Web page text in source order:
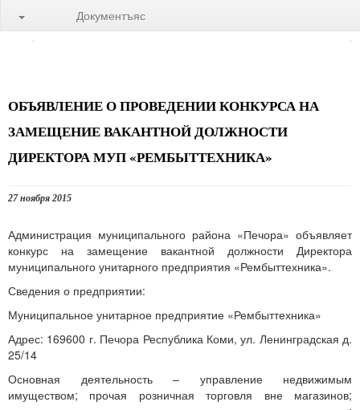
Документъяс
ОБЪЯВЛЕНИЕ О ПРОВЕДЕНИИ КОНКУРСА НА
ЗАМЕЩЕНИЕ ВАКАНТНОЙ ДОЛЖНОСТИ
ДИРЕКТОРА МУП «РЕМБЫТТЕХНИКА»
27 ноября 2015
Администрация муниципального района «Печора» объявляет
конкурс на замещение вакантной должности Директора
муниципального унитарного предприятия «Рембыттехника».
Сведения о предприятии:
Муниципальное унитарное предприятие «Рембыттехника»
Адрес: 169600 г. Печора Республика Коми, ул. Ленинградская д.
25/14
Основная деятельность – управление недвижимым
имуществом; прочая розничная торговля вне магазинов;